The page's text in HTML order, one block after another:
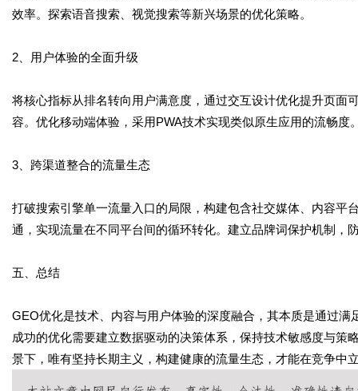
效率。探索语音搜索、视觉搜索等新兴场景的优化策略。
2、用户体验的全面升级
将核心指标从排名转向用户满意度，通过交互设计优化提升页面
容。优化移动端体验，采用PWA技术实现类似原生应用的流畅度
3、跨渠道整合的流量生态
打破搜索引擎单一流量入口的局限，构建包含社交媒体、内容平
通，实现流量在不同平台间的循环转化。建立品牌词保护机制，
五、总结
GEO优化是技术、内容与用户体验的深度融合，其本质是通过
成功的优化需要建立数据驱动的决策体系，保持技术敏感度与
景下，唯有坚持长期主义，构建健康的流量生态，才能在竞争中